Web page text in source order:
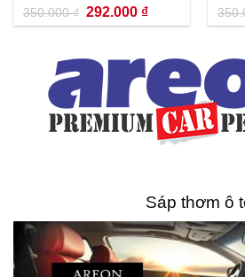
350.000₫ Giá
gốc
là:
292.000 ₫Giá
hiện
tại
Sáp thơm ô